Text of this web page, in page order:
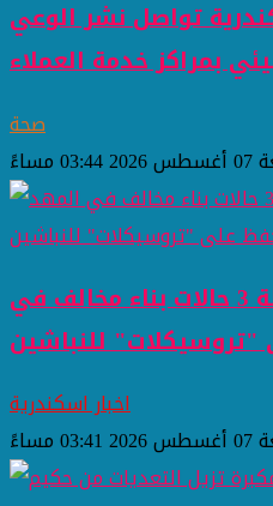
تواصل نشر الوعي
بمراكز خدمة العملاء
صحة
مساءً
حي العامرية أول: إزالة 3 حالات بناء مخالف في
للنباشين
اخبار اسكندرية
مساءً